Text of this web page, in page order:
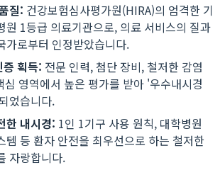
질: 건강보험심사평가원(HIRA)의 엄격한 기
원 1등급 의료기관으로, 의료 서비스의 질과
가로부터 인정받았습니다.
획득: 전문 인력, 첨단 장비, 철저한 감염
영역에서 높은 평가를 받아 '우수내시경
었습니다.
한 내시경: 1인 1기구 사용 원칙, 대학병원
템 등 환자 안전을 최우선으로 하는 철저한
자랑합니다.